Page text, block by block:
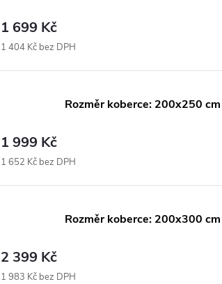
1 699 Kč
1 404 Kč bez DPH
Rozměr koberce: 200x250 cm
1 999 Kč
1 652 Kč bez DPH
Rozměr koberce: 200x300 cm
2 399 Kč
1 983 Kč bez DPH